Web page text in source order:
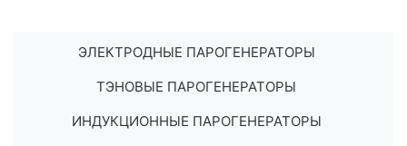
ЭЛЕКТРОДНЫЕ ПАРОГЕНЕРАТОРЫ
ТЭНОВЫЕ ПАРОГЕНЕРАТОРЫ
ИНДУКЦИОННЫЕ ПАРОГЕНЕРАТОРЫ